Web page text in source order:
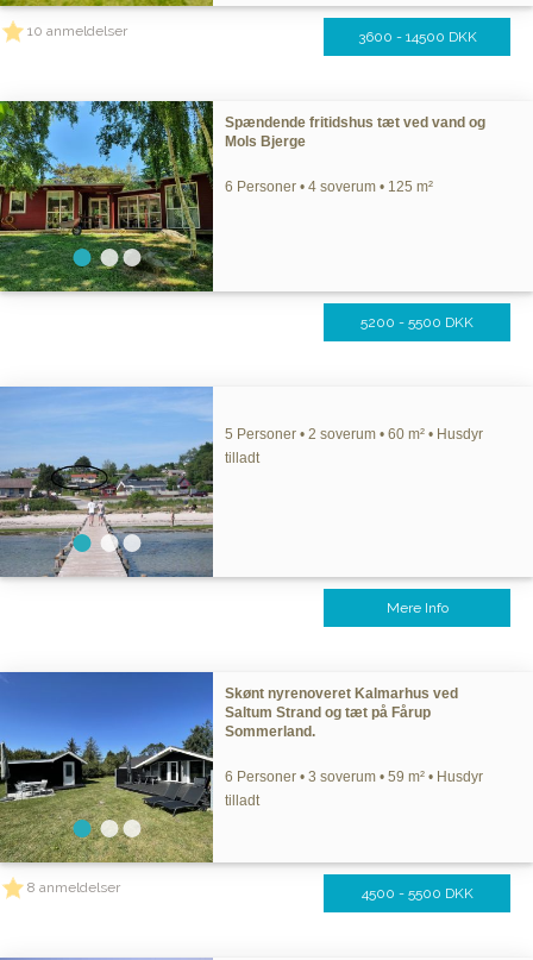
10 anmeldelser 3600 - 14500 DKK
Spændende fritidshus tæt ved vand og
Mols Bjerge
6 Personer • 4 soverum • 125 m²
5200 - 5500 DKK
5 Personer • 2 soverum • 60 m² • Husdyr
tilladt
Mere Info
Skønt nyrenoveret Kalmarhus ved
Saltum Strand og tæt på Fårup
Sommerland.
6 Personer • 3 soverum • 59 m² • Husdyr
tilladt
8 anmeldelser 4500 - 5500 DKK